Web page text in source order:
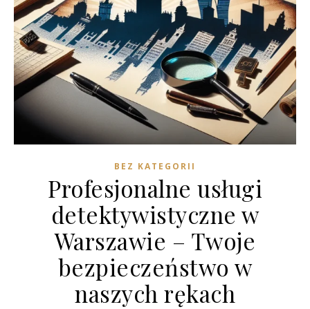
BEZ KATEGORII
Profesjonalne usługi
detektywistyczne w
Warszawie – Twoje
bezpieczeństwo w
naszych rękach